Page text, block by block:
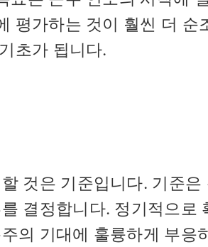
평가하는 것이 훨씬 더 순
초가 됩니다.
것은 기준입니다. 기준은
결정합니다. 정기적으로
의 기대에 훌륭하게 부응